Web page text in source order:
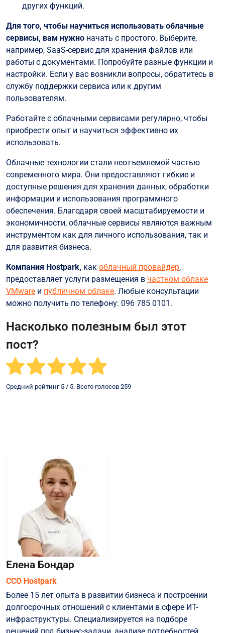
других функций.
Для того, чтобы научиться использовать облачные
сервисы, вам нужно начать с простого. Выберите,
например, SaaS-сервис для хранения файлов или
работы с документами. Попробуйте разные функции и
настройки. Если у вас возникли вопросы, обратитесь в
службу поддержки сервиса или к другим
пользователям.
Работайте с облачными сервисами регулярно, чтобы
приобрести опыт и научиться эффективно их
использовать.
Облачные технологии стали неотъемлемой частью
современного мира. Они предоставляют гибкие и
доступные решения для хранения данных, обработки
информации и использования программного
обеспечения. Благодаря своей масштабируемости и
экономичности, облачные сервисы являются важным
инструментом как для личного использования, так и
для развития бизнеса.
Компания Hostpark, как облачный провайдер,
предоставляет услуги размещения в частном облаке
VMware и публичном облаке. Любые консультации
можно получить по телефону: 096 785 0101.
Насколько полезным был этот
пост?
Средний рейтинг 5 / 5. Всего голосов 259
Елена Бондар
CCO Hostpark
Более 15 лет опыта в развитии бизнеса и построении
долгосрочных отношений с клиентами в сфере ИТ-
инфраструктуры. Специализируется на подборе